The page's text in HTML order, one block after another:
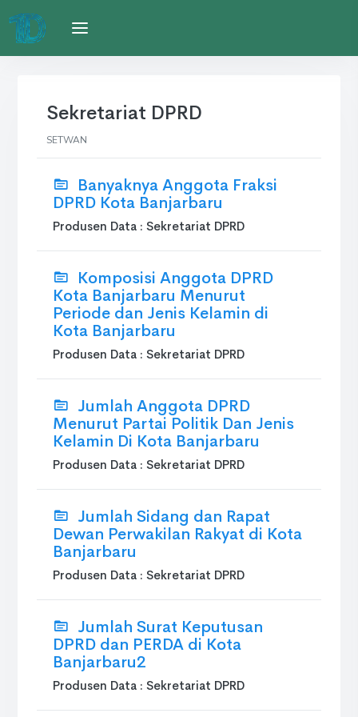
Sekretariat DPRD
SETWAN
Banyaknya Anggota Fraksi
DPRD Kota Banjarbaru
Produsen Data : Sekretariat DPRD
Komposisi Anggota DPRD
Kota Banjarbaru Menurut
Periode dan Jenis Kelamin di
Kota Banjarbaru
Produsen Data : Sekretariat DPRD
Jumlah Anggota DPRD
Menurut Partai Politik Dan Jenis
Kelamin Di Kota Banjarbaru
Produsen Data : Sekretariat DPRD
Jumlah Sidang dan Rapat
Dewan Perwakilan Rakyat di Kota
Banjarbaru
Produsen Data : Sekretariat DPRD
Jumlah Surat Keputusan
DPRD dan PERDA di Kota
Banjarbaru2
Produsen Data : Sekretariat DPRD